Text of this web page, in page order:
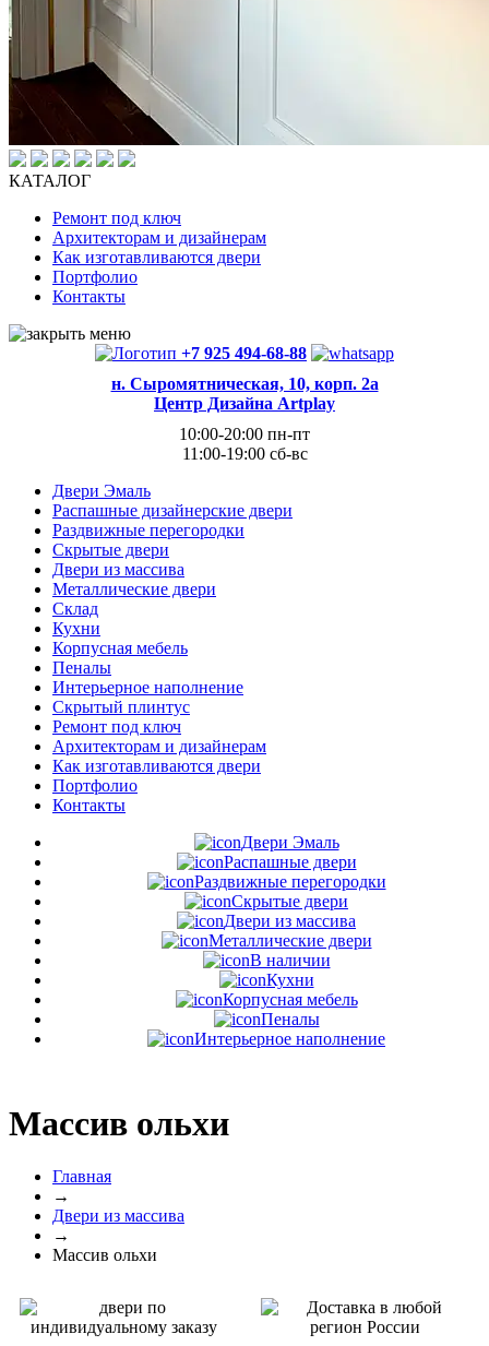
КАТАЛОГ
Ремонт под ключ
Архитекторам и дизайнерам
Как изготавливаются двери
Портфолио
Контакты
+7 925 494-68-88
н. Сыромятническая, 10, корп. 2а
Центр Дизайна Artplay
10:00-20:00 пн-пт
11:00-19:00 сб-вс
Двери Эмаль
Распашные дизайнерские двери
Раздвижные перегородки
Скрытые двери
Двери из массива
Металлические двери
Склад
Кухни
Корпусная мебель
Пеналы
Интерьерное наполнение
Скрытый плинтус
Ремонт под ключ
Архитекторам и дизайнерам
Как изготавливаются двери
Портфолио
Контакты
Двери Эмаль
Распашные двери
Раздвижные перегородки
Скрытые двери
Двери из массива
Металлические двери
В наличии
Кухни
Корпусная мебель
Пеналы
Интерьерное наполнение
Массив ольхи
Главная
→
Двери из массива
→
Массив ольхи